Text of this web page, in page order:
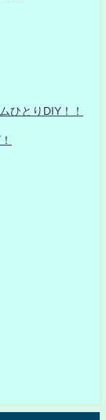
ひとりDIY！！